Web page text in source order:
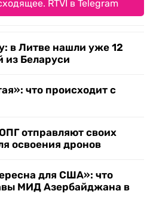
RTVI в Telegram
в Литве нашли уже 12
из Беларуси
что происходит с
отправляют своих
освоения дронов
для США»: что
МИД Азербайджана в